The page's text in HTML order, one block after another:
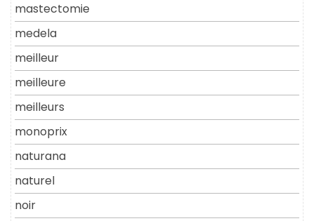
mastectomie
medela
meilleur
meilleure
meilleurs
monoprix
naturana
naturel
noir